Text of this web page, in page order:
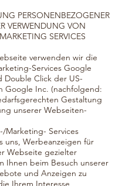
PERSONENBEZOGENER
VERWENDUNG VON
SERVICES
verwenden wir die
Services Google
Double Click der US-
Google Inc. (nachfolgend:
Gestaltung
unserer Webseiten-
Marketing- Services
uns, Werbeanzeigen für
Webseite gezielter
Ihnen beim Besuch unserer
und Anzeigen zu
Ihrem Interesse